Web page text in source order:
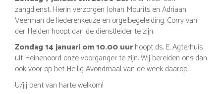
zangdienst. Hierin verzorgen Johan Mourits en Adriaan
Veerman de liederenkeuze en orgelbegeleiding. Corry van
der Heiden hoopt dan de dienstleider te zijn.
Zondag 14 januari om 10.00 uurhoopt ds. E. Agterhuis
uit Heinenoord onze voorganger te zijn. Wij bereiden ons dan
ook voor op het Heilig Avondmaal van de week daarop.
U/jij bent van harte welkom!